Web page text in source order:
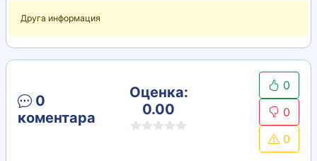
Друга информация
0
коментара
Оценка:
0.00
0
0
0